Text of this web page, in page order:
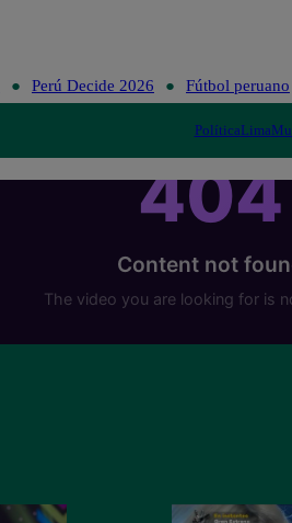
Perú Decide 2026 Fútbol peruano
PolíticaLima